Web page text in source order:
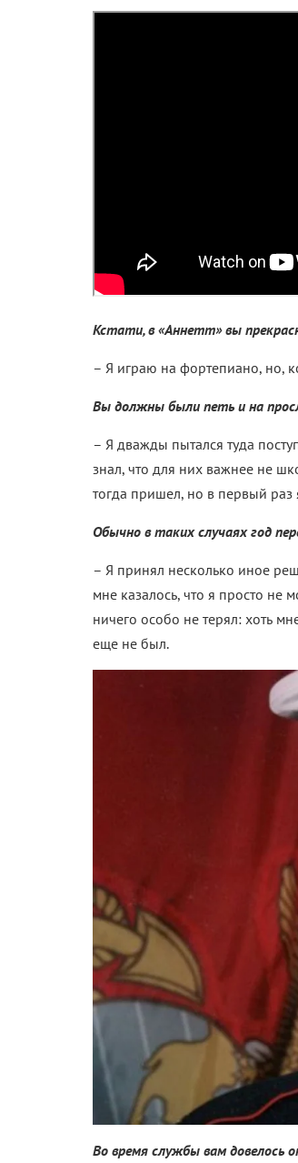
Кстати, в «Аннетт» вы
– Я играю на фортепиано, но,
Вы должны были петь и на
– Я дважды пытался туда
знал, что для них важнее не
тогда пришел, но в первый раз
Обычно в таких случаях год
– Я принял несколько иное
мне казалось, что я просто не
ничего особо не терял: хоть
еще не был.
Во время службы вам довелось